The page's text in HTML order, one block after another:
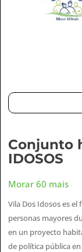
Conjunto
IDOSOS
Morar 60 mais
Vila Dos Idosos es
personas mayores
en un proyecto
de política pública